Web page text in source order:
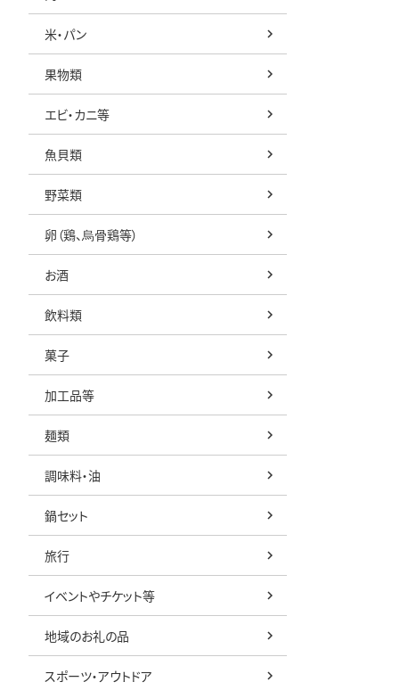
米・パン
果物類
エビ・カニ等
魚貝類
野菜類
卵（鶏、烏骨鶏等）
お酒
飲料類
菓子
加工品等
麺類
調味料・油
鍋セット
旅行
イベントやチケット等
地域のお礼の品
スポーツ・アウトドア